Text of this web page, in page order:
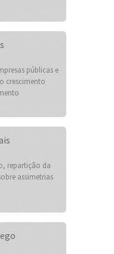
públicas e
crescimento
repartição da
assimetrias